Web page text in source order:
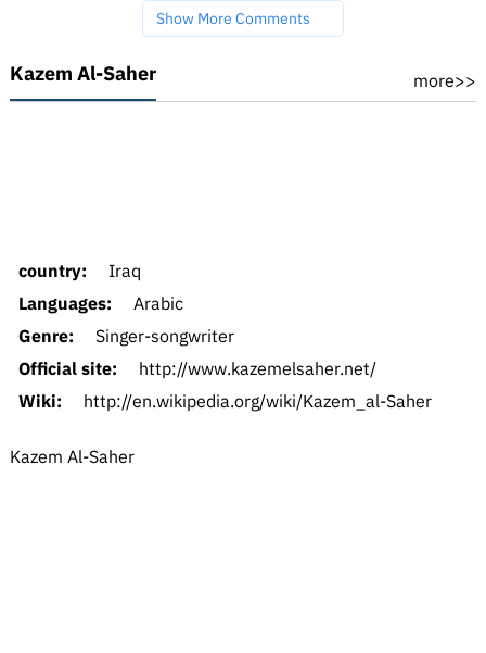
Show More Comments
Kazem Al-Saher more>>
country:
Iraq
Languages:
Arabic
Genre:
Singer-songwriter
Official site:
http://www.kazemelsaher.net/
Wiki:
http://en.wikipedia.org/wiki/Kazem_al-Saher
Kazem Al-Saher